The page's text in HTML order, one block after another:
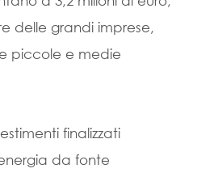
delle grandi imprese,
piccole e medie
finalizzati
da fonte